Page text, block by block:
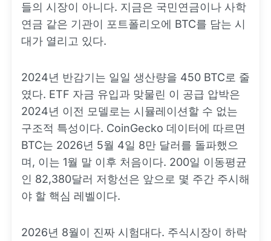
들의 시장이 아니다. 지금은 국민연금이나 사학
연금 같은 기관이 포트폴리오에 BTC를 담는 시
대가 열리고 있다.
2024년 반감기는 일일 생산량을 450 BTC로 줄
였다. ETF 자금 유입과 맞물린 이 공급 압박은
2024년 이전 모델로는 시뮬레이션할 수 없는
구조적 특성이다. CoinGecko 데이터에 따르면
BTC는 2026년 5월 4일 8만 달러를 돌파했으
며, 이는 1월 말 이후 처음이다. 200일 이동평균
인 82,380달러 저항선은 앞으로 몇 주간 주시해
야 할 핵심 레벨이다.
2026년 8월이 진짜 시험대다. 주식시장이 하락